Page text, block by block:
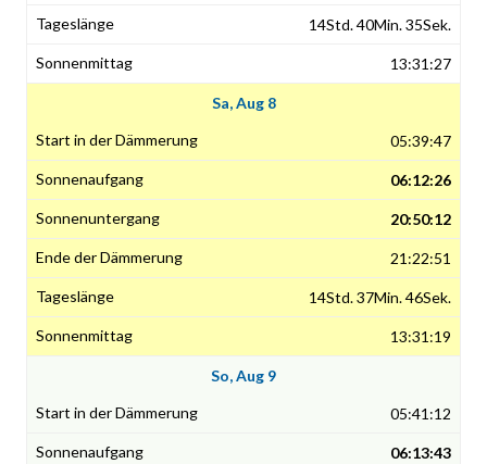
14Std. 40Min. 35Sek.
13:31:27
Sa, Aug 8
05:39:47
06:12:26
20:50:12
21:22:51
14Std. 37Min. 46Sek.
13:31:19
So, Aug 9
05:41:12
06:13:43